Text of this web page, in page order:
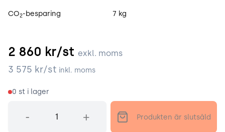
CO2-besparing 7 kg
2 860 kr/st exkl. moms
3 575 kr/st inkl. moms
0 st i lager
- + Produkten är slutsåld